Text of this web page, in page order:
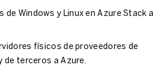
de Windows y Linux en Azure Stack a
físicos de proveedores de
de terceros a Azure.